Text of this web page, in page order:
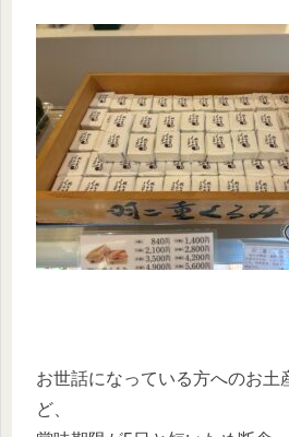
お世話になっている方へのお土
ど、